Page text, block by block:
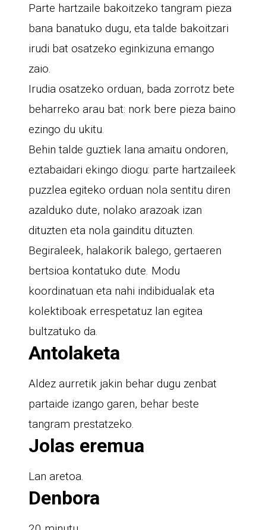
Parte hartzaile bakoitzeko tangram pieza
bana banatuko dugu, eta talde bakoitzari
irudi bat osatzeko eginkizuna emango
zaio.
Irudia osatzeko orduan, bada zorrotz bete
beharreko arau bat: nork bere pieza baino
ezingo du ukitu.
Behin talde guztiek lana amaitu ondoren,
eztabaidari ekingo diogu: parte hartzaileek
puzzlea egiteko orduan nola sentitu diren
azalduko dute, nolako arazoak izan
dituzten eta nola gainditu dituzten.
Begiraleek, halakorik balego, gertaeren
bertsioa kontatuko dute. Modu
koordinatuan eta nahi indibidualak eta
kolektiboak errespetatuz lan egitea
bultzatuko da.
Antolaketa
Aldez aurretik jakin behar dugu zenbat
partaide izango garen, behar beste
tangram prestatzeko.
Jolas eremua
Lan aretoa.
Denbora